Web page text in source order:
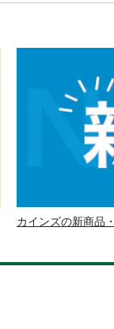
カインズの新商品